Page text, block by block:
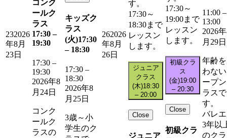
232026
年8月
23日
コンク
ールク
ラス
17:30 –
19:30
17:30 –
19:30
2026年8
月24日
コンク
ールク
ラスの
キッズク
ラス
(火)17:30
– 18:30
17:30 –
18:30
2026年8
月25日
3歳～小
学生のク
262026
年8月
26日
す。
17:30～
18:30まで
レッスン
します。
ジュニア
クラス
(木)18:30
– 20:00
Close
ジュニア
17:30～
19:00まで
レッスン
します。
初級クラ
ス
(金)19:00
– 20:30
Close
初級クラ
11:00 –
13:00
2026
月29日
年齢
わな
ープ
ラスで
す。
バレ
3年以
のク